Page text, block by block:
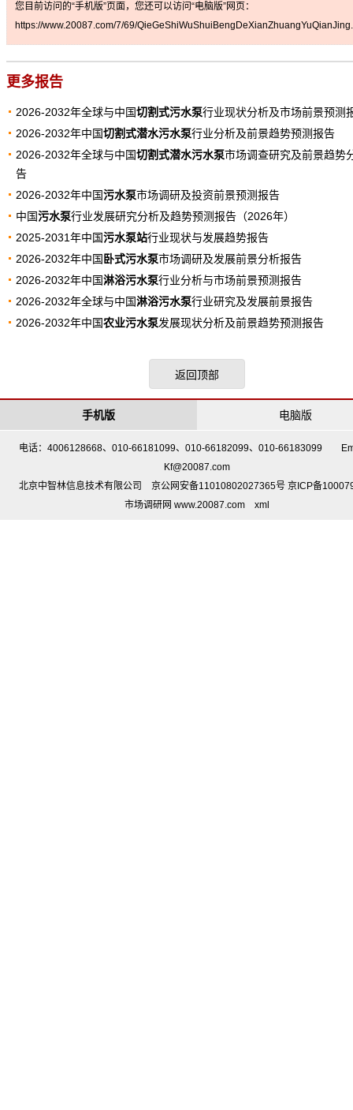
您目前访问的“手机版”页面，您还可以访问“电脑版”网页：
https://www.20087.com/7/69/
更多报告
2026-2032年全球与中国切割式污水泵行业现状分析及市场前景预测
2026-2032年中国切割式潜水污水泵行业分析及前景趋势预测报告
2026-2032年全球与中国切割式潜水污水泵市场调查研究及前景趋势
告
2026-2032年中国污水泵市场调研及投资前景预测报告
中国污水泵行业发展研究分析及趋势预测报告（2026年）
2025-2031年中国污水泵站行业现状与发展趋势报告
2026-2032年中国 卧式污水泵市场调研及发展前景分析报告
2026-2032年中国淋浴污水泵行业分析与市场前景预测报告
2026-2032年全球与中国淋浴污水泵行业研究及发展前景报告
2026-2032年中国农业污水泵发展现状分析及前景趋势预测报告
返回顶部
电脑版
手机版
电话：4006128668、010-66181099、010-66182099、010-66183099
Kf@20087.com
北京中智林信息技术有限公司 京公网安备11010802027365号 京ICP备
市场调研网 www.20087.com
xml